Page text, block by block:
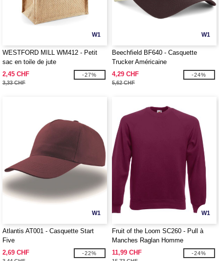
W1
WESTFORD MILL WM412 - Petit
sac en toile de jute
2,45 CHF
3,33 CHF
-27%
W1
Beechfield BF640 - Casquette
Trucker Américaine
4,29 CHF
5,62 CHF
-24%
W1
Atlantis AT001 - Casquette Start
Five
2,69 CHF
-22%
W1
Fruit of the Loom SC260 - Pull à
Manches Raglan Homme
11,99 CHF
-24%